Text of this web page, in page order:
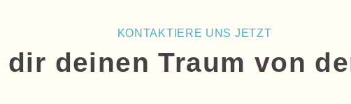
KONTAKTIERE UNS JETZT
deinen Traum von